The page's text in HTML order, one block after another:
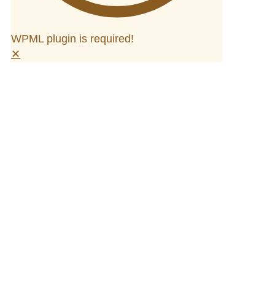
WPML plugin is required!
✕